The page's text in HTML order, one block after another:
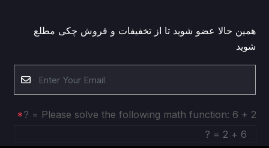
همین حالا عضو شوید تا از تخفیفات و فروش چکی مطلع
شوید
Please solve the following math function: 6 + 2 = ?